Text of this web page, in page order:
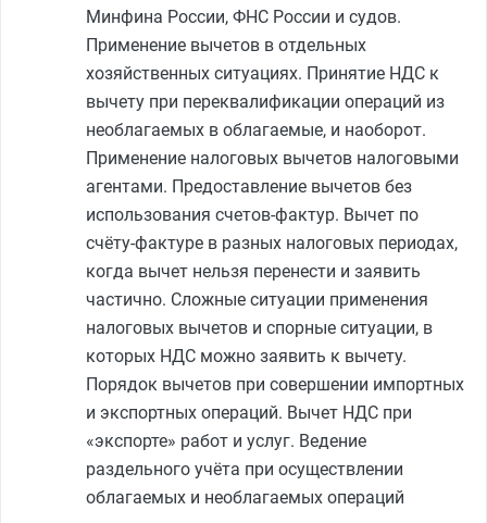
Минфина России, ФНС России и судов.
Применение вычетов в отдельных
хозяйственных ситуациях. Принятие НДС к
вычету при переквалификации операций из
необлагаемых в облагаемые, и наоборот.
Применение налоговых вычетов налоговыми
агентами. Предоставление вычетов без
использования счетов-фактур. Вычет по
счёту-фактуре в разных налоговых периодах,
когда вычет нельзя перенести и заявить
частично. Сложные ситуации применения
налоговых вычетов и спорные ситуации, в
которых НДС можно заявить к вычету.
Порядок вычетов при совершении импортных
и экспортных операций. Вычет НДС при
«экспорте» работ и услуг. Ведение
раздельного учёта при осуществлении
облагаемых и необлагаемых операций